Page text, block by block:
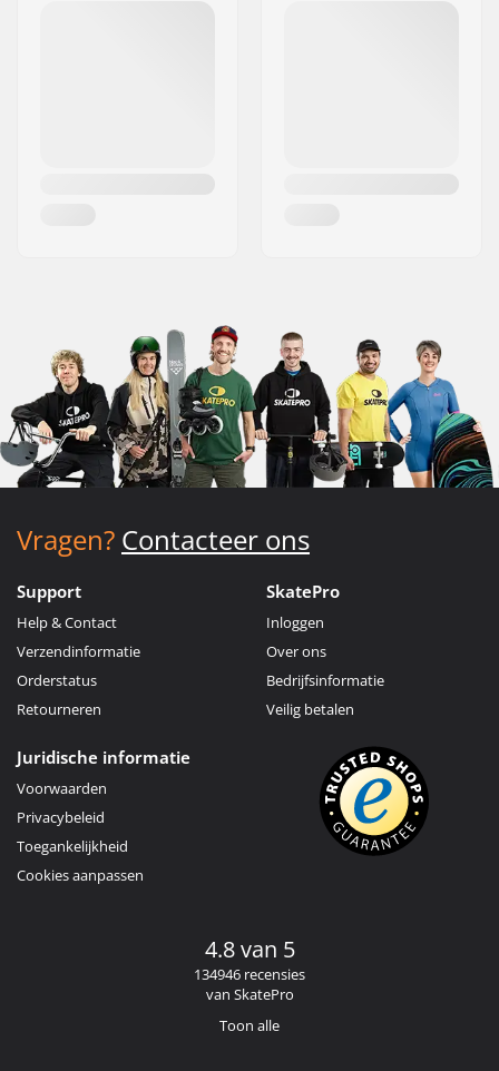
Vragen? Contacteer ons
Support
Help & Contact
Verzendinformatie
Orderstatus
Retourneren
SkatePro
Inloggen
Over ons
Bedrijfsinformatie
Veilig betalen
Juridische informatie
Voorwaarden
Privacybeleid
Toegankelijkheid
Cookies aanpassen
4.8 van 5
134946 recensies
van SkatePro
Toon alle